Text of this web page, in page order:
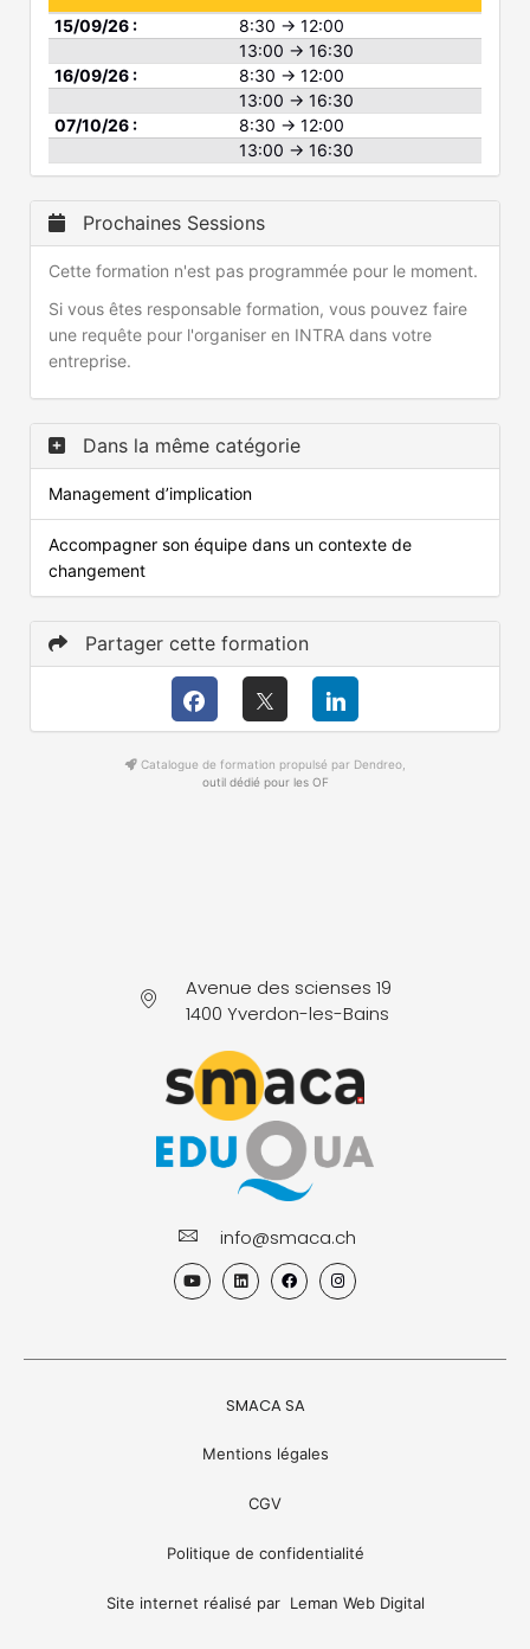
15/09/26 :
8:30 → 12:00
13:00 → 16:30
16/09/26 :
8:30 → 12:00
13:00 → 16:30
07/10/26 :
8:30 → 12:00
13:00 → 16:30
Prochaines Sessions
Cette formation n'est pas programmée pour le moment.
Si vous êtes responsable formation, vous pouvez faire
une requête pour l'organiser en INTRA dans votre
entreprise.
Dans la même catégorie
Management d’implication
Accompagner son équipe dans un contexte de
changement
Partager cette formation
Catalogue de formation propulsé par Dendreo,
outil dédié pour les OF
Avenue des scienses 19
1400 Yverdon-les-Bains
info@smaca.ch
Y
o
b
L
i
d
F
a
o
I
n
g
SMACA SA
Mentions légales
CGV
Politique de confidentialité
Site internet réalisé par Leman Web Digital